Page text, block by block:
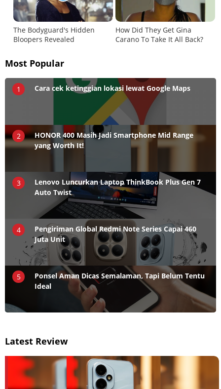
Most Popular
1 Cara cek ketinggian lokasi lewat Google Maps
2
HONOR 400 Masih Jadi Smartphone Mid Range
yang Worth It!
3
Lenovo Luncurkan Laptop ThinkBook Plus Gen 7
Auto Twist
4
Pengiriman Global Redmi Note Series Capai 460
Juta Unit
5
Ponsel Aman Dicas Semalaman, Tapi Belum Tentu
Ideal
Latest Review